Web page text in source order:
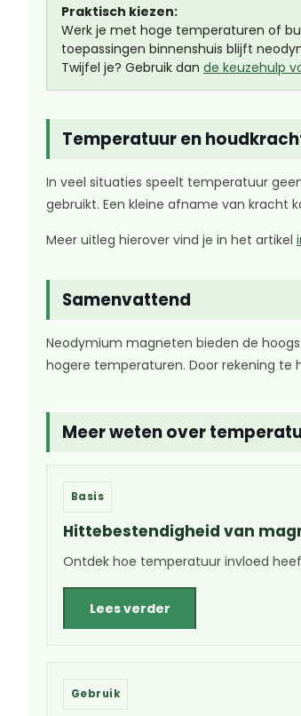
Praktisch kiezen:
Werk je met hoge temperaturen of
toepassingen binnenshuis blijft
Twijfel je? Gebruik dan de keuzehulp
Temperatuur en
In veel situaties speelt temperatuur
gebruikt. Een kleine afname van kracht
Meer uitleg hierover vind je in het artikel
Samenvattend
Neodymium magneten bieden de
hogere temperaturen. Door rekening
Meer weten over
Basis
Hittebestendigheid van
Ontdek hoe temperatuur invloed
Lees verder
Gebruik